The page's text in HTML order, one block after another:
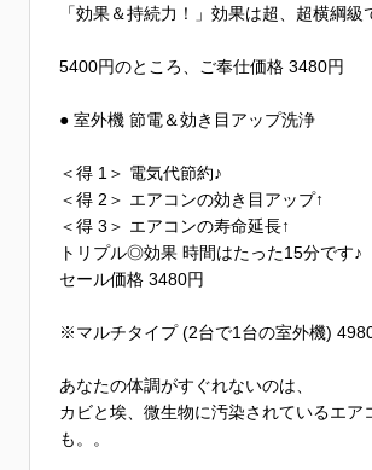
「効果＆持続力！」効果は超、超横綱級
5400円のところ、ご奉仕価格 3480円
● 室外機 節電＆効き目アップ洗浄
＜得 1＞ 電気代節約♪
＜得 2＞ エアコンの効き目アップ↑
＜得 3＞ エアコンの寿命延長↑
トリプル◎効果 時間はたった15分です♪
セール価格 3480円
※マルチタイプ (2台で1台の室外機)
あなたの体調がすぐれないのは、
カビと埃、微生物に汚染されているエア
も。。